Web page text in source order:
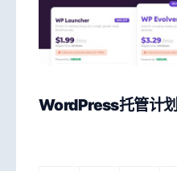
WordPress托管计划